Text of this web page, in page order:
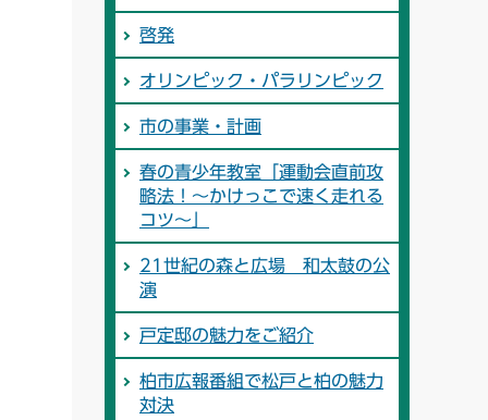
啓発
オリンピック・パラリンピック
市の事業・計画
春の青少年教室「運動会直前攻
略法！～かけっこで速く走れる
コツ～」
21世紀の森と広場 和太鼓の公
演
戸定邸の魅力をご紹介
柏市広報番組で松戸と柏の魅力
対決